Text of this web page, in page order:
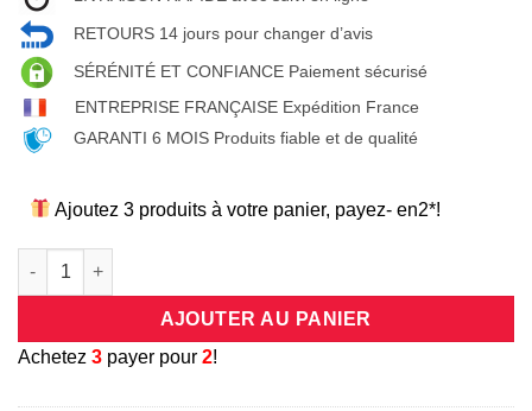
RETOURS 14 jours pour changer d’avis
SÉRÉNITÉ ET CONFIANCE Paiement sécurisé
ENTREPRISE FRANÇAISE Expédition France
GARANTI 6 MOIS Produits fiable et de qualité
Ajoutez 3 produits à votre panier, payez- en2*!
quantité de Coque universelle antichocs silicone/cuir rose
AJOUTER AU PANIER
Achetez 3 payer pour 2!